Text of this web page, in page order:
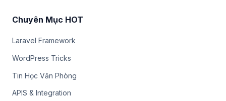
Chuyên Mục HOT
Laravel Framework
WordPress Tricks
Tin Học Văn Phòng
APIS & Integration